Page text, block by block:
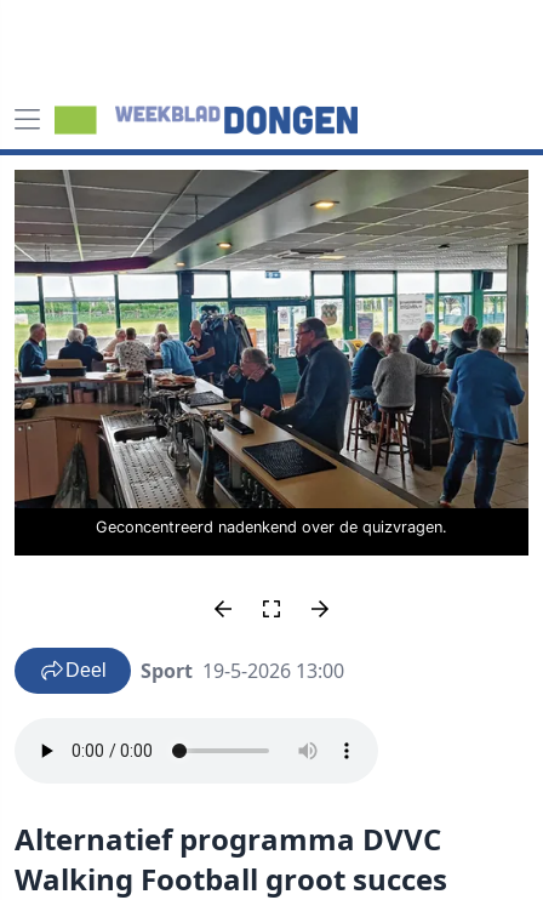
Geconcentreerd nadenkend over de quizvragen.
Deel Sport 19-5-2026 13:00
Alternatief programma DVVC
Walking Football groot succes